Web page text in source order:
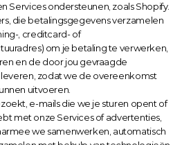
Services ondersteunen, zoals Shopify.
die betalingsgegevens verzamelen
, creditcard- of
om je betaling te verwerken,
en de door jou gevraagde
zodat we de overeenkomst
uitvoeren.
e-mails die we je sturen opent of
met onze Services of advertenties,
we samenwerken, automatisch